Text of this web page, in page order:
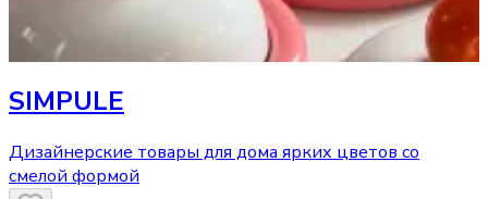
SIMPULE
Дизайнерские товары для дома ярких цветов со
смелой формой